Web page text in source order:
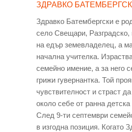
ЗДРАВКО
Здравко Батембергски е
село Свещари, Разградско,
на едър земевладелец, а
начална учителка.
семейно имение, а за него
грижи гувернантка. Той
чувствителност и страст
около себе от ранна детска
След 9-ти септември
в изгодна позиция. Когато